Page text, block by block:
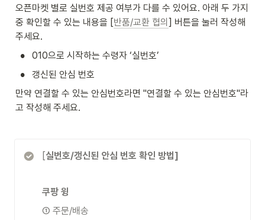
오픈마켓 별로 실번호 제공 여부가 다를 수 있어요. 아래 두 가지
중 확인할 수 있는 내용을 [반품/교환 협의 ] 버튼을 눌러 작성해
주세요.
• 010으로 시작하는 수령자 ‘실번호’
•
갱신된 안심 번호
만약 연결할 수 있는 안심번호라면 "연결할 수 있는 안심번호"라
고 작성해 주세요.
[실번호/갱신된 안심 번호 확인 방법]
쿠팡 윙
① 주문/배송